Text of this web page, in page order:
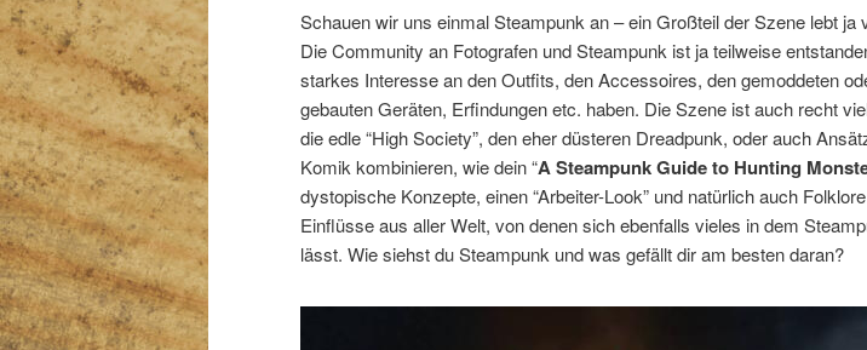
Schauen wir uns einmal Steampunk an – ein Großteil der Szene lebt ja
Die Community an Fotografen und Steampunk ist ja teilweise
starkes Interesse an den Outfits, den Accessoires, den gemoddeten
gebauten Geräten, Erfindungen etc. haben. Die Szene ist auch recht
die edle “High Society”, den eher düsteren Dreadpunk, oder auch
Komik kombinieren, wie dein “A Steampunk Guide to Hunting
dystopische Konzepte, einen “Arbeiter-Look” und natürlich auch
Einflüsse aus aller Welt, von denen sich ebenfalls vieles in dem
lässt. Wie siehst du Steampunk und was gefällt dir am besten daran?